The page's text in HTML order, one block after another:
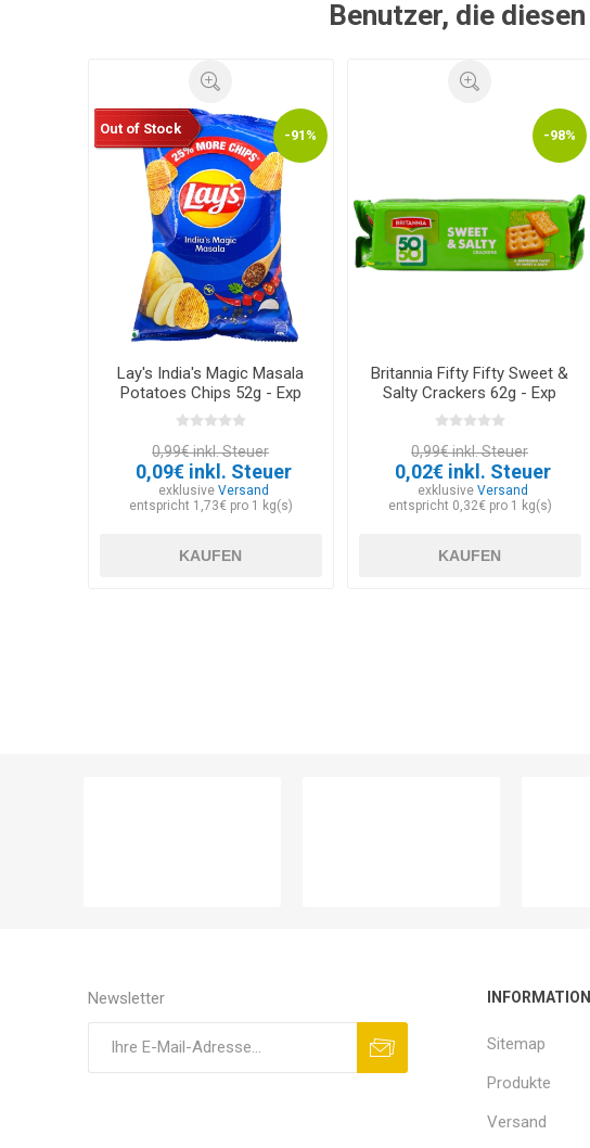
Benutzer, die
-91%
Out of Stock
Lay's India's Magic Masala
Potatoes Chips 52g - Exp
30.05.2026
0,99€ inkl. Steuer
0,09€ inkl. Steuer
exklusive Versand
entspricht 1,73€ pro 1 kg(s)
KAUFEN
-98%
Britannia Fifty Fifty Sweet &
Salty Crackers 62g - Exp
12.03.2026
0,99€ inkl. Steuer
0,02€ inkl. Steuer
exklusive Versand
entspricht 0,32€ pro 1 kg(s)
KAUFEN
Newsletter INFORMATION
Sitemap
Produkte
Versand